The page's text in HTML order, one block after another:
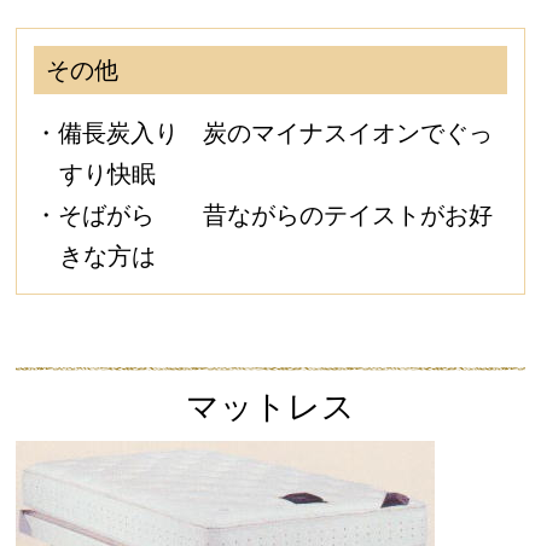
その他
・備長炭入り 炭のマイナスイオンでぐっ
すり快眠
・そばがら 昔ながらのテイストがお好
きな方は
マットレス